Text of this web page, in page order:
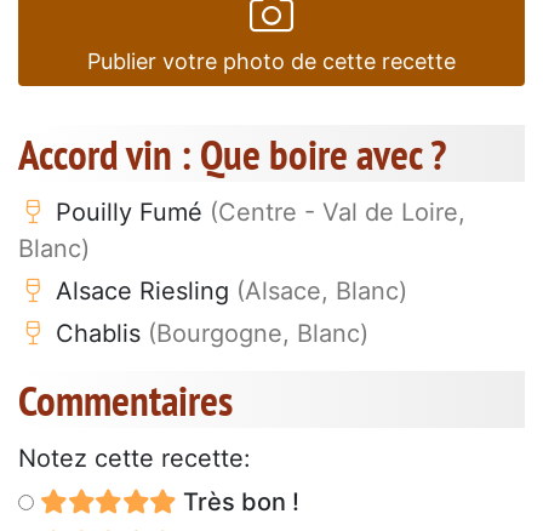
Publier votre photo de cette recette
Accord vin : Que boire avec ?
Pouilly Fumé (Centre - Val de Loire,
Blanc)
Alsace Riesling (Alsace, Blanc)
Chablis (Bourgogne, Blanc)
Commentaires
Notez cette recette:
Très bon !